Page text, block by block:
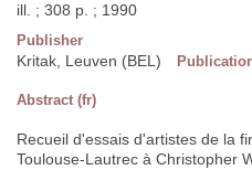
ill. ; 308 p. ; 1990
Publisher
Kritak, Leuven (BEL)
Abstract (fr)
Recueil d'essais d'artistes de la
Toulouse-Lautrec à Christopher